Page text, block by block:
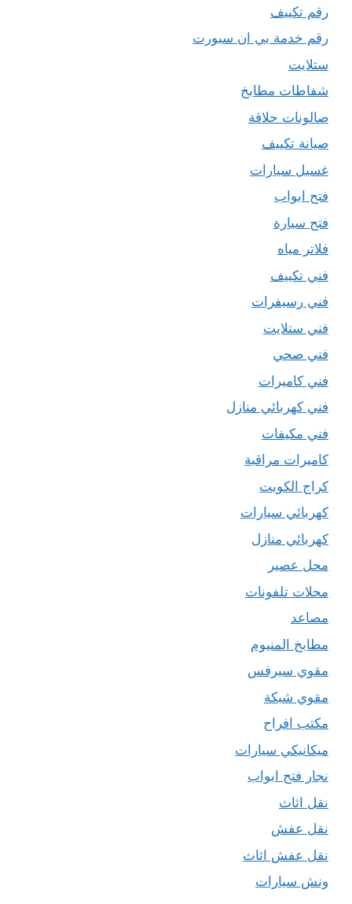
رقم تكييف
رقم خدمة بي ان سبورت
ستلايت
شفاطات مطابخ
صالونات حلاقة
صيانة تكييف
غسيل سيارات
فتح ابواب
فتح سيارة
فلاتر مياه
فني تكييف
فني رسيفرات
فني ستلايت
فني صحي
فني كاميرات
فني كهربائي منازل
فني مكيفات
كاميرات مراقبة
كراج الكويت
كهربائي سيارات
كهربائي منازل
محل عصير
محلات تلفونات
مصاعد
مطابخ المنيوم
مقوي سيرفس
مقوي شبكة
مكتب افراح
ميكانيكي سيارات
نجار فتح ابواب
نقل اثاث
نقل عفش
نقل عفش اثاث
ونش سيارات